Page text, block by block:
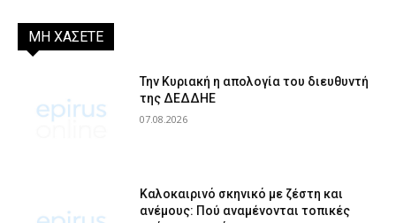
ΜΗ ΧΑΣΕΤΕ
Την Κυριακή η απολογία του διευθυντή
της ΔΕΔΔΗΕ
07.08.2026
Καλοκαιρινό σκηνικό με ζέστη και
ανέμους: Πού αναμένονται τοπικές